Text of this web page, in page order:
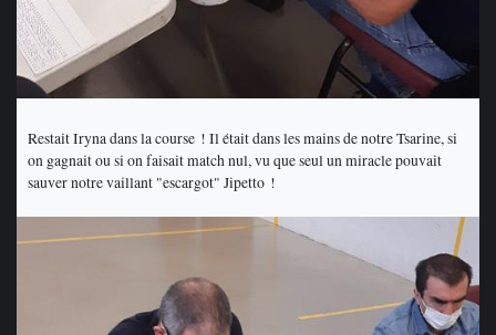
Restait Iryna dans la course ! Il était dans les mains de notre Tsarine, si
on gagnait ou si on faisait match nul, vu que seul un miracle pouvait
sauver notre vaillant "escargot" Jipetto !